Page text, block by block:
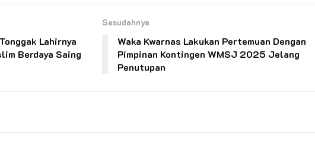
Lahirnya
Berdaya Saing
Sesudahnya
Waka Kwarnas Lakukan Pertemuan Dengan
Pimpinan Kontingen WMSJ 2025 Jelang
Penutupan